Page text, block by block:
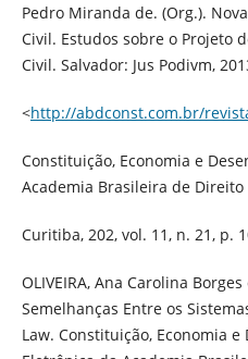
Pedro Miranda de. (Org.).
Civil. Estudos sobre o Projeto
Civil. Salvador: Jus Podivm,
<http://abdconst.com.br/
Constituição, Economia e
Academia Brasileira de
Curitiba, 202, vol. 11, n. 21, p.
OLIVEIRA, Ana Carolina
Semelhanças Entre os
Law. Constituição, Economia